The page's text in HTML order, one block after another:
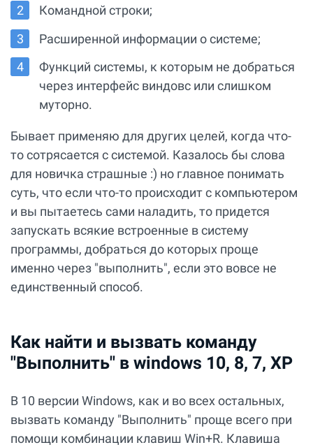
Командной строки;
Расширенной информации о системе;
Функций системы, к которым не добраться
через интерфейс виндовс или слишком
муторно.
Бывает применяю для других целей, когда что-
то сотрясается с системой. Казалось бы слова
для новичка страшные :) но главное понимать
суть, что если что-то происходит с компьютером
и вы пытаетесь сами наладить, то придется
запускать всякие встроенные в систему
программы, добраться до которых проще
именно через "выполнить", если это вовсе не
единственный способ.
Как найти и вызвать команду
"Выполнить" в windows 10, 8, 7, XP
В 10 версии Windows, как и во всех остальных,
вызвать команду "Выполнить" проще всего при
помощи комбинации клавиш Win+R. Клавиша